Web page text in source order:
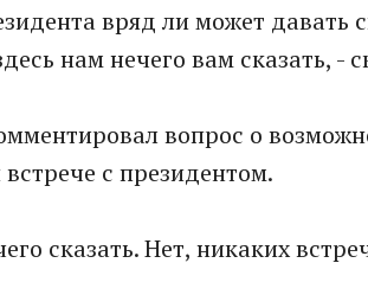
вряд ли может давать
нам нечего вам сказать, -
вопрос о
с президентом.
сказать. Нет, никаких